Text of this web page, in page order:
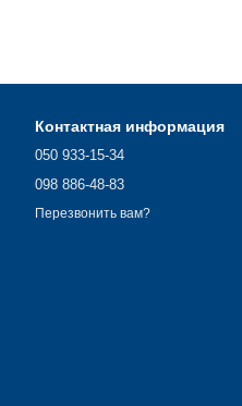
Контактная информация
050 933-15-34
098 886-48-83
Перезвонить вам?